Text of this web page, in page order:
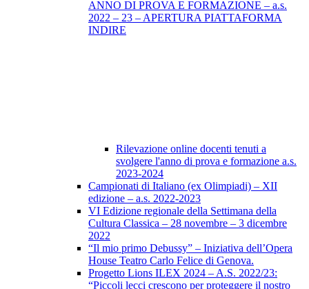
ANNO DI PROVA E FORMAZIONE – a.s.
2022 – 23 – APERTURA PIATTAFORMA
INDIRE
Rilevazione online docenti tenuti a
svolgere l'anno di prova e formazione a.s.
2023-2024
Campionati di Italiano (ex Olimpiadi) – XII
edizione – a.s. 2022-2023
VI Edizione regionale della Settimana della
Cultura Classica – 28 novembre – 3 dicembre
2022
“Il mio primo Debussy” – Iniziativa dell’Opera
House Teatro Carlo Felice di Genova.
Progetto Lions ILEX 2024 – A.S. 2022/23:
“Piccoli lecci crescono per proteggere il nostro